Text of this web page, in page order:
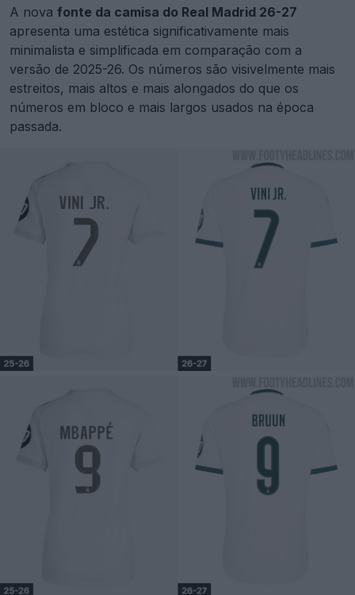
A nova fonte da camisa do Real Madrid 26-27
apresenta uma estética significativamente mais
minimalista e simplificada em comparação com a
versão de 2025-26. Os números são visivelmente mais
estreitos, mais altos e mais alongados do que os
números em bloco e mais largos usados na época
passada.